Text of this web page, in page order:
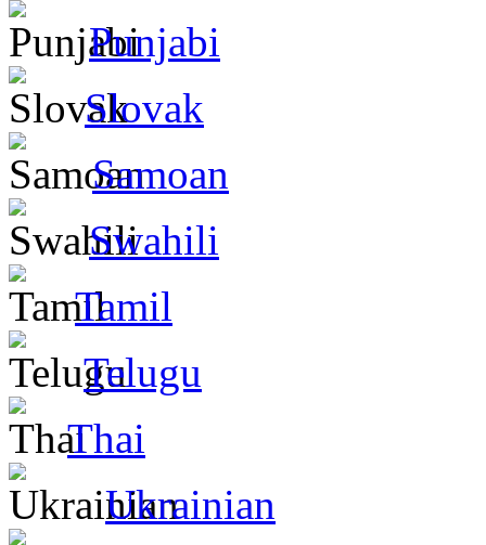
Punjabi
Slovak
Samoan
Swahili
Tamil
Telugu
Thai
Ukrainian